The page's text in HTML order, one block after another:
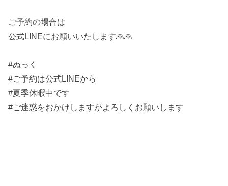
ご予約の場合は
公式LINEにお願いいたします🙏🙏
#ぬっく
#ご予約は公式LINEから
#夏季休暇中です
#ご迷惑をおかけしますがよろしくお願いします